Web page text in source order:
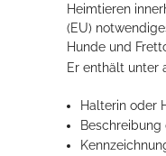
Heimtieren
(EU)
Hunde und
Er enthält unter
Halterin oder
Beschreibung